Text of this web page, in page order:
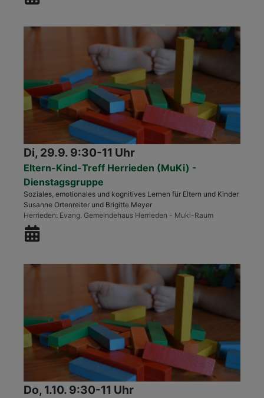
Di, 29.9. 9:30-11 Uhr
Eltern-Kind-Treff Herrieden (MuKi) -
Dienstagsgruppe
Soziales, emotionales und kognitives Lernen für Eltern und Kinder
Susanne Ortenreiter und Brigitte Meyer
Herrieden Evang. Gemeindehaus Herrieden - Muki-Raum
Do, 1.10. 9:30-11 Uhr